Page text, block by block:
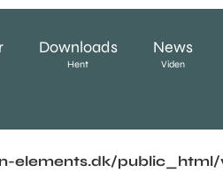
Downloads
Hent
News
Viden
elements.dk/